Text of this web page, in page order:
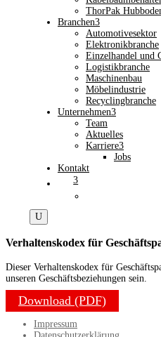
ThorPak
Branchen3
Automotivesektor
Elektronikbranche
Einzelhandel und
Logistikbranche
Maschinenbau
Möbelindustrie
Recyclingbranche
Unternehmen3
Team
Aktuelles
Karriere3
Jobs
Kontakt
3
U
Verhaltenskodex für
Dieser Verhaltenskodex für
unseren Geschäftsbeziehungen sein.
Download (PDF)
Impressum